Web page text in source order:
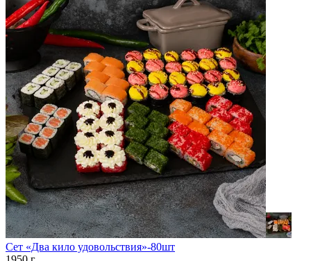
Сет «Два кило удовольствия»-80шт